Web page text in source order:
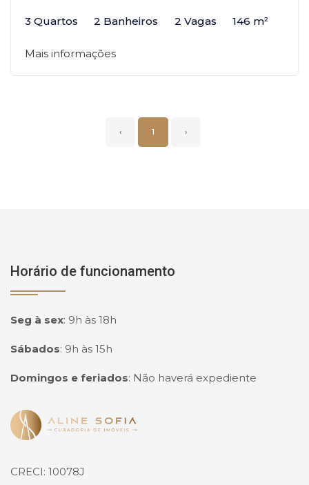
3 Quartos 2 Banheiros 2 Vagas 146 m²
Mais informações
‹ 1 ›
Horário de funcionamento
Seg à sex: 9h às 18h
Sábados: 9h às 15h
Domingos e feriados: Não haverá expediente
Página inicial
CRECI: 10078J